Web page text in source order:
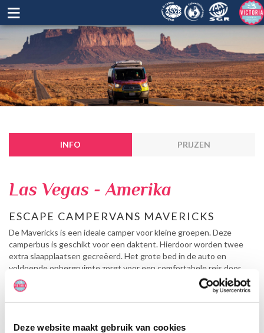
Deze website maakt gebruik van cookies
≡
INFO PRIJZEN
Las Vegas - Amerika
ESCAPE CAMPERVANS MAVERICKS
De Mavericks is een ideale camper voor kleine groepen. Deze
camperbus is geschikt voor een daktent. Hierdoor worden twee
extra slaapplaatsen gecreëerd. Het grote bed in de auto en
voldoende opbergruimte zorgt voor een comfortabele reis door
Amerika.